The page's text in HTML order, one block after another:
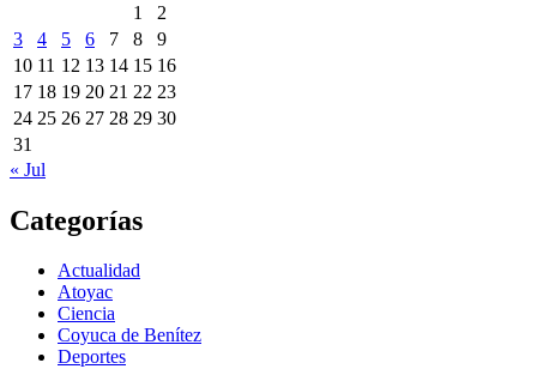
1
2
3
4 5 6 7 8
9
10 11 12 13 14 15 16
17 18 19 20 21 22 23
24 25 26 27 28 29 30
31
« Jul
Categorías
Actualidad
Atoyac
Ciencia
Coyuca de Benítez
Deportes